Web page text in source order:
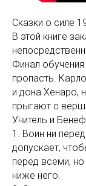
Сказки о силе
В этой книге
Финал
пропасть.
и дона Хенаро,
прыгают с
Учитель и
1. Воин ни
допускает,
перед всеми,
ниже него.